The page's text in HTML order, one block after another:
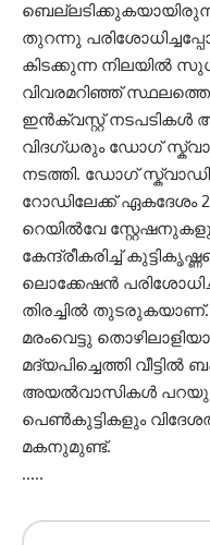
തുറന്നു
കിടക്കുന്ന നിലയിൽ
വിവരമറിഞ്ഞ്
ഇൻക്വസ്റ്റ് നടപടികൾ
വിദഗ്ധരും ഡോഗ്
നടത്തി. ഡോഗ്
റോഡിലേക്ക് ഏകദേശം
റെയിൽവേ
കേന്ദ്രീകരിച്ച്
ലൊക്കേഷൻ
തിരച്ചിൽ തുടരുകയാണ്.
മരംവെട്ടു
മദ്യപിച്ചെത്തി
അയൽവാസികൾ
പെൺകുട്ടികളും
മകനുമുണ്ട്.
…..